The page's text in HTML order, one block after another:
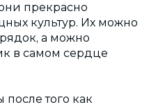
прекрасно
культур. Их можно
а можно
в самом сердце
того как